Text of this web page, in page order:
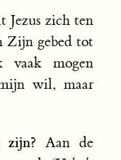
Jezus zich ten
Zijn gebed tot
mogen
wil, maar
Aan de